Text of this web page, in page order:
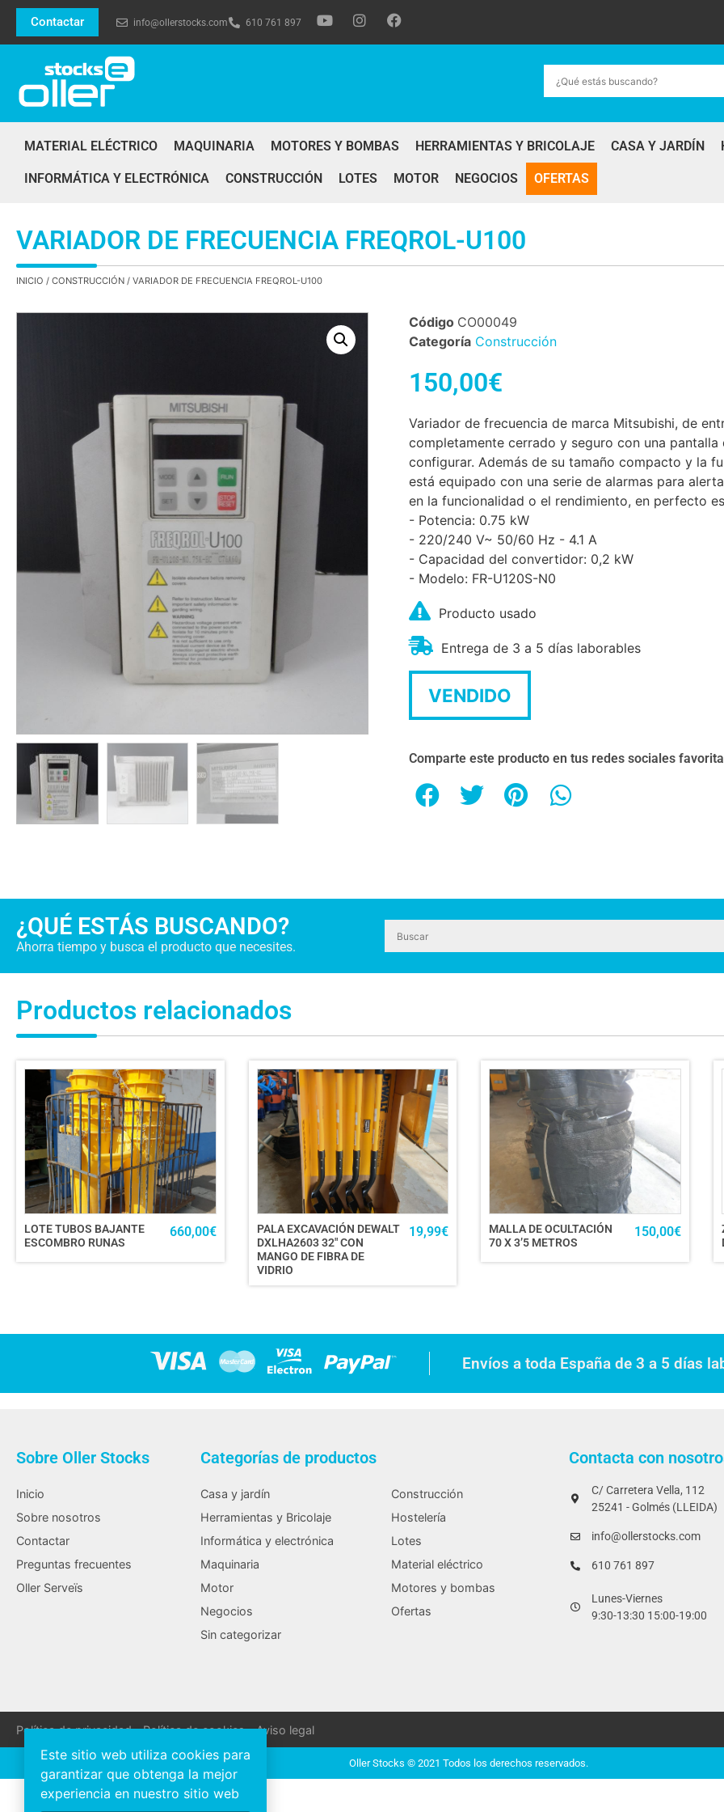
Contactar info@ollerstocks.com 610 761 897
MATERIAL ELÉCTRICO MAQUINARIA MOTORES Y BOMBAS HERRAMIENTAS Y BRICOLAJE CASA Y JARDÍN
INFORMÁTICA Y ELECTRÓNICA CONSTRUCCIÓN LOTES MOTOR NEGOCIOS OFERTAS
VARIADOR DE FRECUENCIA FREQROL-U100
INICIO / CONSTRUCCIÓN / VARIADOR DE FRECUENCIA FREQROL-U100
Código CO00049
Categoría Construcción
150,00€
Variador de frecuencia de marca Mitsubishi, de
completamente cerrado y seguro con una
configurar. Además de su tamaño compacto y la
está equipado con una serie de alarmas para
en la funcionalidad o el rendimiento, en perfecto
- Potencia: 0.75 kW
- 220/240 V~ 50/60 Hz - 4.1 A
- Capacidad del convertidor: 0,2 kW
- Modelo: FR-U120S-N0
Producto usado
Entrega de 3 a 5 días laborables
VENDIDO
Comparte este producto en tus redes sociales
¿QUÉ ESTÁS BUSCANDO?
Ahorra tiempo y busca el producto que necesites.
Productos relacionados
LOTE TUBOS BAJANTE
ESCOMBRO RUNAS
660,00€
PALA EXCAVACIÓN DEWALT
DXLHA2603 32″ CON
MANGO DE FIBRA DE
VIDRIO
19,99€
MALLA DE OCULTACIÓN
70 X 3’5 METROS
150,00€
Envíos a toda España de 3 a 5 días
Sobre Oller Stocks
Inicio
Sobre nosotros
Contactar
Preguntas frecuentes
Oller Serveïs
Categorías de productos
Casa y jardín
Construcción
Herramientas y Bricolaje
Hostelería
Informática y electrónica
Lotes
Maquinaria
Material eléctrico
Motor
Motores y bombas
Negocios
Ofertas
Sin categorizar
Contacta con
C/ Carretera Vella, 112
25241 - Golmés (LLEIDA)
info@ollerstocks.com
610 761 897
Lunes-Viernes
9:30-13:30 15:00-19:00
Política de privacidad Política de cookies Aviso legal
Oller Stocks © 2021 Todos los derechos reservados.
Este sitio web utiliza cookies para
garantizar que obtenga la mejor
experiencia en nuestro sitio web